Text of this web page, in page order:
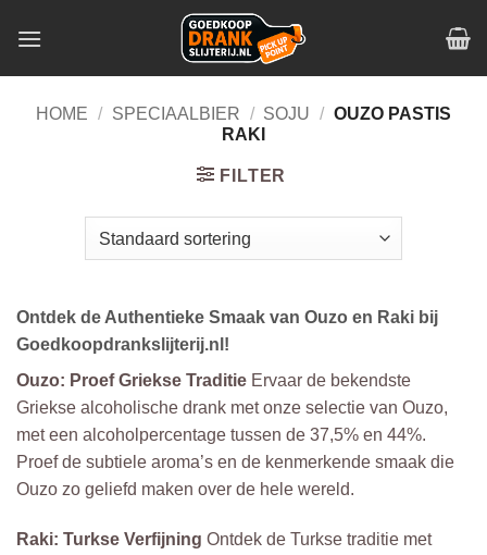
HOME / SPECIAALBIER / SOJU / OUZO PASTIS
RAKI
FILTER
Ontdek de Authentieke Smaak van Ouzo en Raki bij
Goedkoopdrankslijterij.nl!
Ouzo: Proef Griekse Traditie Ervaar de bekendste
Griekse alcoholische drank met onze selectie van Ouzo,
met een alcoholpercentage tussen de 37,5% en 44%.
Proef de subtiele aroma’s en de kenmerkende smaak die
Ouzo zo geliefd maken over de hele wereld.
Raki: Turkse Verfijning Ontdek de Turkse traditie met